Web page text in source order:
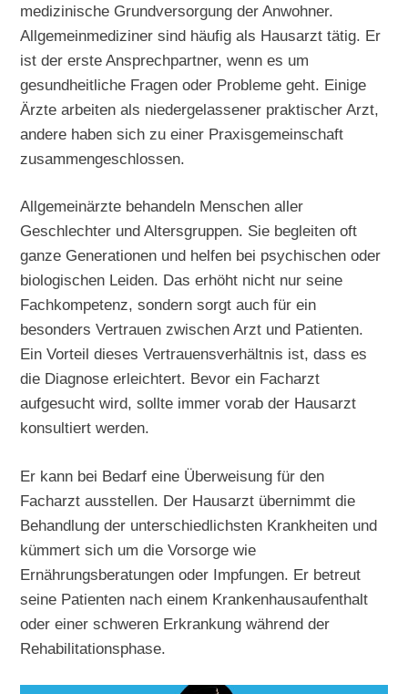
medizinische Grundversorgung der Anwohner.
Allgemeinmediziner sind häufig als Hausarzt tätig. Er
ist der erste Ansprechpartner, wenn es um
gesundheitliche Fragen oder Probleme geht. Einige
Ärzte arbeiten als niedergelassener praktischer Arzt,
andere haben sich zu einer Praxisgemeinschaft
zusammengeschlossen.
Allgemeinärzte behandeln Menschen aller
Geschlechter und Altersgruppen. Sie begleiten oft
ganze Generationen und helfen bei psychischen oder
biologischen Leiden. Das erhöht nicht nur seine
Fachkompetenz, sondern sorgt auch für ein
besonders Vertrauen zwischen Arzt und Patienten.
Ein Vorteil dieses Vertrauensverhältnis ist, dass es
die Diagnose erleichtert. Bevor ein Facharzt
aufgesucht wird, sollte immer vorab der Hausarzt
konsultiert werden.
Er kann bei Bedarf eine Überweisung für den
Facharzt ausstellen. Der Hausarzt übernimmt die
Behandlung der unterschiedlichsten Krankheiten und
kümmert sich um die Vorsorge wie
Ernährungsberatungen oder Impfungen. Er betreut
seine Patienten nach einem Krankenhausaufenthalt
oder einer schweren Erkrankung während der
Rehabilitationsphase.